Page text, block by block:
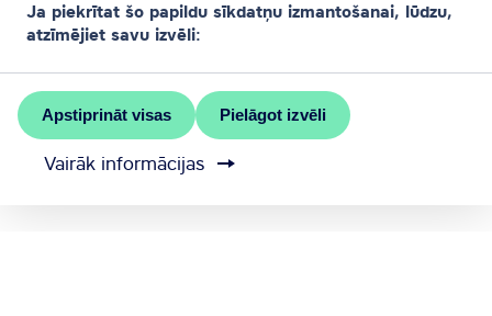
Ja piekrītat šo papildu sīkdatņu izmantošanai, lūdzu,
atzīmējiet savu izvēli:
Apstiprināt visas Pielāgot izvēli
Vairāk informācijas